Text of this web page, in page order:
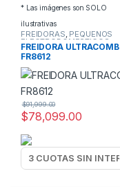
* Las imágenes son SOLO
ilustrativas
FREIDORAS, PEQUEÑOS
ELECTRODOMESTICOS
FREIDORA ULTRACOMB
FR8612
$78,099.00
$91,999.00